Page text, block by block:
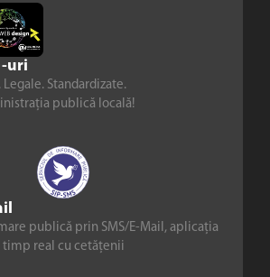
uri
Standardizate.
publică locală!
publică prin SMS/E-Mail, aplicația
real cu cetățenii